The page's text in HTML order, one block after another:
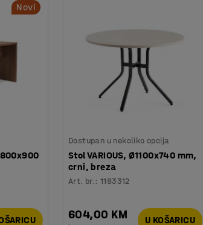
Novi
Dostupan u nekoliko opcija
Stol VARIOUS, Ø1100x740 mm,
crni, breza
Art. br.:1183312
604,00 KM U KOŠARICU